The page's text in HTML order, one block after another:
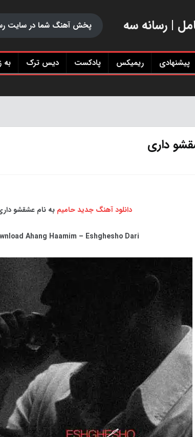
| رسانه سه پخش آهنگ شما در سایت
پیشنهادی ریمیکس پادکست دیس ترک به
داری
دانلود آهنگ جدیدحامیم به نام عشقشو
Ahang Haamim – Eshghesho Dari